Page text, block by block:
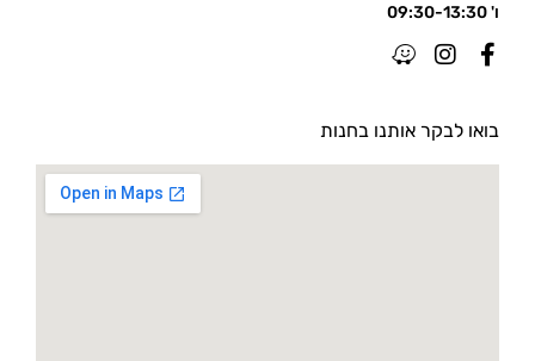
ו' 09:30-13:30
בואו לבקר אותנו בחנות